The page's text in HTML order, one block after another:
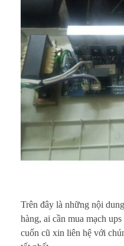
Trên đây là những nội
hàng, ai cần mua mạch
cuốn cũ xin liên hệ với